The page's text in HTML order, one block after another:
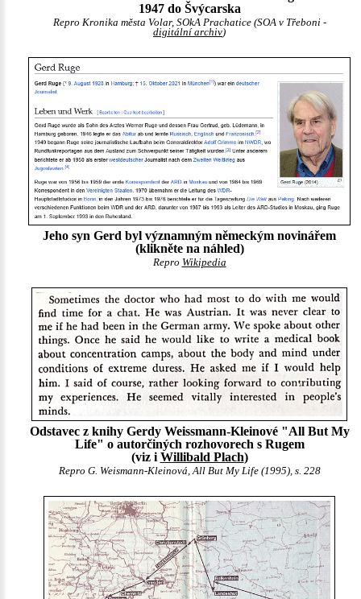
1947 do Švýcarska
Repro Kronika města Volar, SOkA Prachatice (SOA v Třeboni -
digitální archiv)
Jeho syn Gerd byl významným německým novinářem
(klikněte na náhled)
Repro Wikipedia
Odstavec z knihy Gerdy Weissmann-Kleinové "All But My
Life" o autorčiných rozhovorech s Rugem
(viz iWillibald Plach)
Repro G. Weismann-Kleinová, All But My Life (1995), s. 228